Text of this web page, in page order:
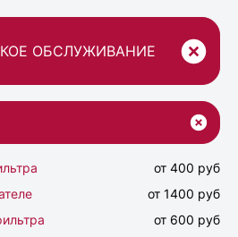
ОБСЛУЖИВАНИЕ
от 400 руб
от 1400 руб
от 600 руб